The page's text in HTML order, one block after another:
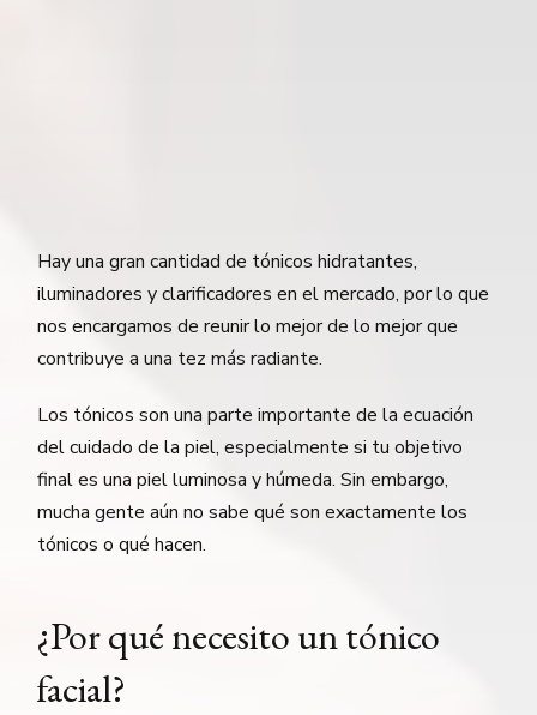
Hay una gran cantidad de tónicos hidratantes,
iluminadores y clarificadores en el mercado, por lo que
nos encargamos de reunir lo mejor de lo mejor que
contribuye a una tez más radiante.
Los tónicos son una parte importante de la ecuación
del cuidado de la piel, especialmente si tu objetivo
final es una piel luminosa y húmeda. Sin embargo,
mucha gente aún no sabe qué son exactamente los
tónicos o qué hacen.
¿Por qué necesito un tónico
facial?